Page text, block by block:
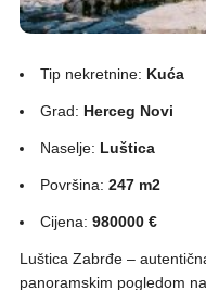
Tip nekretnine: Kuća
Grad: Herceg Novi
Naselje: Luštica
Površina:247 m2
Cijena:980000 €
Luštica Zabrđe –
panoramskim pogledom